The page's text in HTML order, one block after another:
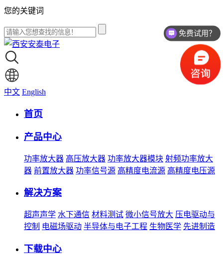
您的关键词
中文 English
首页
产品中心
功率放大器 高压放大器 功率放大器模块 射频功率放大
器 前置放大器 功率信号源 高精度电流源 高精度电压源
解决方案
超声声学 水下通信 材料测试 微小信号放大 压电驱动与
控制 电磁场驱动 半导体与电子工程 生物医学 先进制造
下载中心
免费试用？